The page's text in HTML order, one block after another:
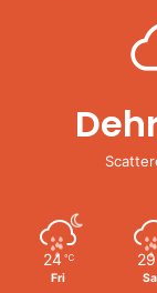
24 ℃
Fri
29